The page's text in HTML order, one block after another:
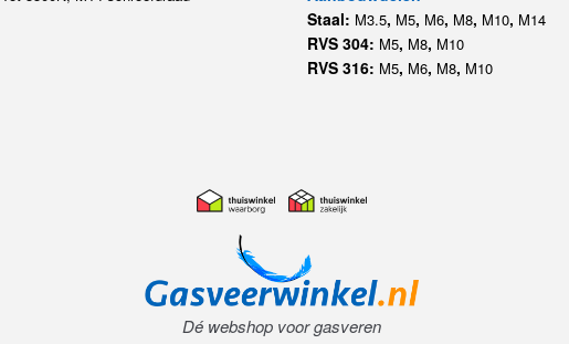
Staal: M3.5, M5, M6, M8, M10, M14
RVS 304: M5, M8, M10
RVS 316: M5, M6, M8, M10
Dé webshop voor gasveren